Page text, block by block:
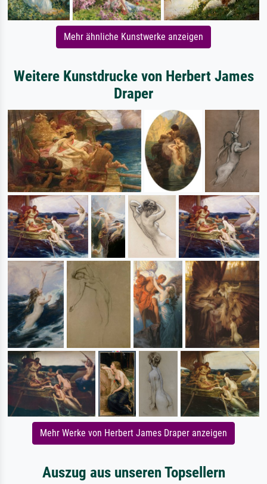
Mehr ähnliche Kunstwerke anzeigen
Weitere Kunstdrucke von Herbert James
Draper
Mehr Werke von Herbert James Draper anzeigen
Auszug aus unseren Topsellern